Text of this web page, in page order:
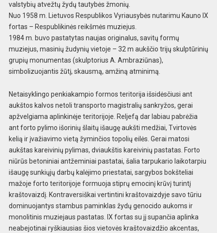
valstybių atvežtų žydų tautybės žmonių.
Nuo 1958 m. Lietuvos Respublikos Vyriausybės nutarimu Kauno IX
fortas – Respublikinės reikšmės muziejus.
1984 m. buvo pastatytas naujas originalus, savitų formų
muziejus, masinių žudynių vietoje – 32 m aukščio trijų skulptūrinių
grupių monumentas (skulptorius A. Ambraziūnas),
simbolizuojantis žūtį, skausmą, amžiną atminimą.
Netaisyklingo penkiakampio formos teritorija išsidėsčiusi ant
aukštos kalvos netoli transporto magistralių sankryžos, gerai
apžvelgiama aplinkinėje teritorijoje. Reljefą dar labiau pabrėžia
ant forto pylimo išorinių šlaitų išaugę aukšti medžiai, Tvirtovės
kelią ir įvažiavimo vietą žyminčios topolių eilės. Gerai matosi
aukštas kareivinių pylimas, dviaukštis kareivinių pastatas. Forto
niūrūs betoniniai antžeminiai pastatai, šalia tarpukario laikotarpiu
išaugę sunkiųjų darbų kalėjimo priestatai, sargybos bokšteliai
mažoje forto teritorijoje formuoja stiprų emocinį krūvį turintį
kraštovaizdį. Kontraversiškai vertintini kraštovaizdyje savo tūriu
dominuojantys stambus paminklas žydų genocido aukoms ir
monolitinis muziejaus pastatas. IX fortas su jį supančia aplinka
neabejotinai ryškiausias šios vietovės kraštovaizdžio akcentas,